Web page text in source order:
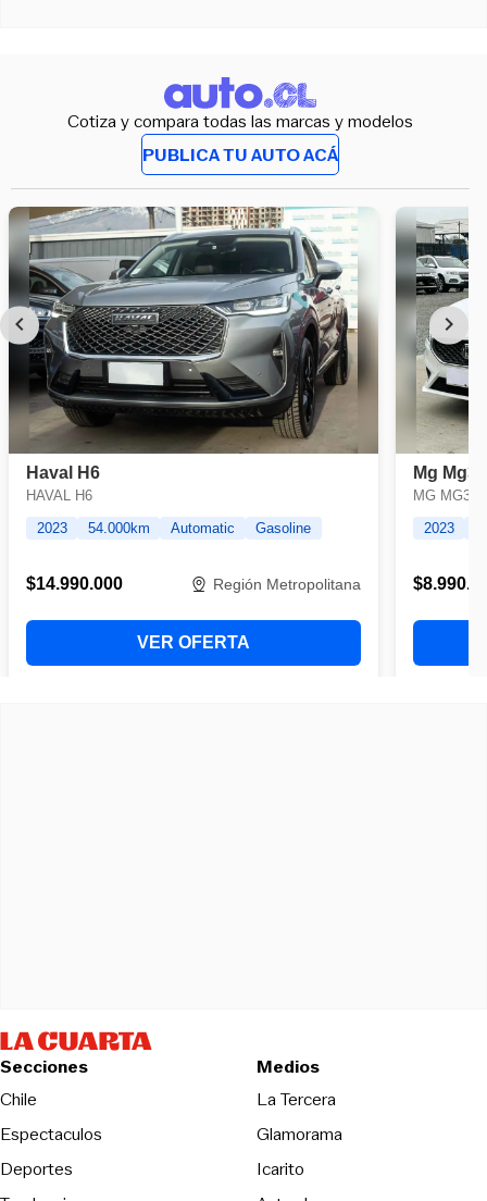
Cotiza y compara todas las marcas y modelos
PUBLICA TU AUTO ACÁ
Secciones
Chile
Espectaculos
Deportes
Medios
La TerceraOpens in new
Glamorama
Icarito